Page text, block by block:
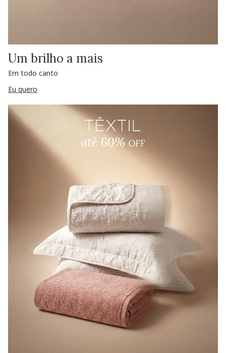
Um brilho a mais
Em todo canto
Eu quero